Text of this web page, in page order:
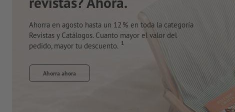
Con innovadores materiales como restos de
Pide ahora